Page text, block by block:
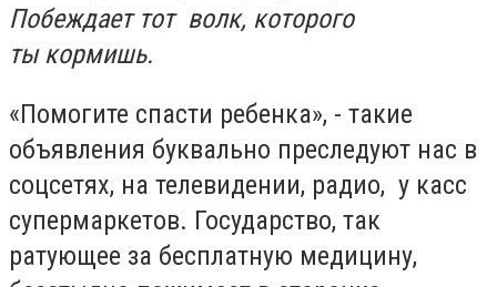
Побеждает тот волк, которого
ты кормишь.
«Помогите спасти ребенка», - такие
объявления буквально преследуют нас в
соцсетях, на телевидении, радио, у касс
супермаркетов. Государство, так
ратующее за бесплатную медицину,